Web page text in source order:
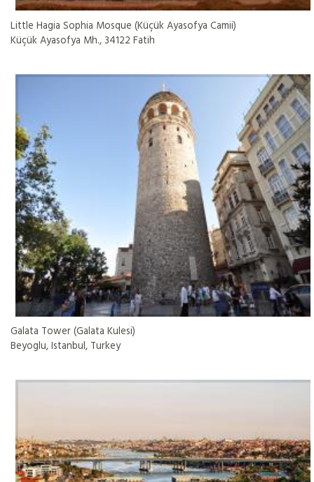
Little Hagia Sophia Mosque (Küçük Ayasofya Camii)
Küçük Ayasofya Mh., 34122 Fatih
Galata Tower (Galata Kulesi)
Beyoglu, Istanbul, Turkey